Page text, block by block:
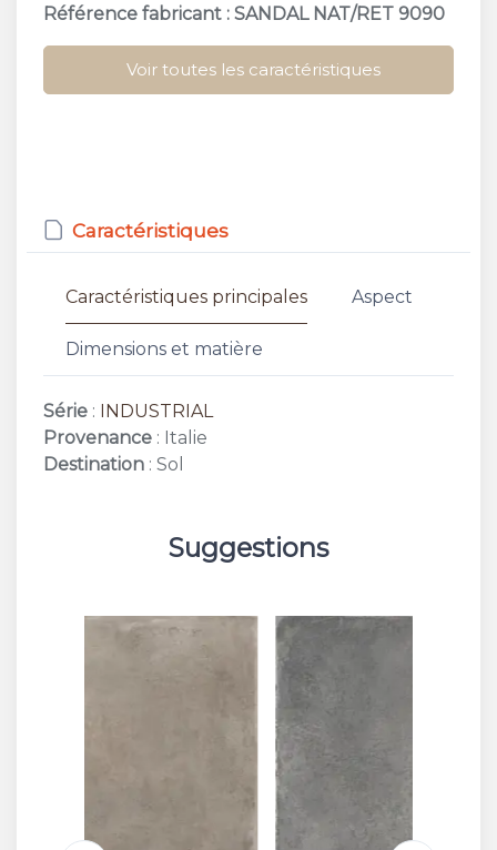
Référence fabricant : SANDAL NAT/RET 9090
Voir toutes les caractéristiques
Caractéristiques
Caractéristiques principales Aspect
Dimensions et matière
Série : INDUSTRIAL
Provenance : Italie
Destination : Sol
Suggestions